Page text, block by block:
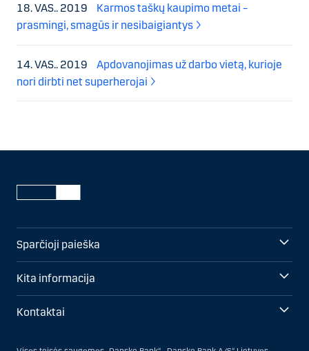
18. VAS.. 2019
Karmos taškų kaupimo metai –
prasmingi, smagūs ir nesibaigiantys
14. VAS.. 2019
Apdovanojimas už darbo vietą, kurioje
nori dirbti net superherojai
Sparčioji paieška
Kita informacija
Kontaktai